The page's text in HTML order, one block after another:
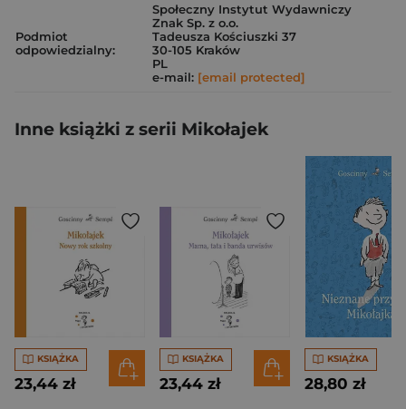
Podmiot
odpowiedzialny:
Społeczny Instytut Wydawniczy
Znak Sp. z o.o.
Tadeusza Kościuszki 37
30-105 Kraków
PL
e-mail: [email protected]
Inne książki z serii Mikołajek
KSIĄŻKA
23,44 zł
KSIĄŻKA
23,44 zł
KSIĄŻKA
28,80 zł